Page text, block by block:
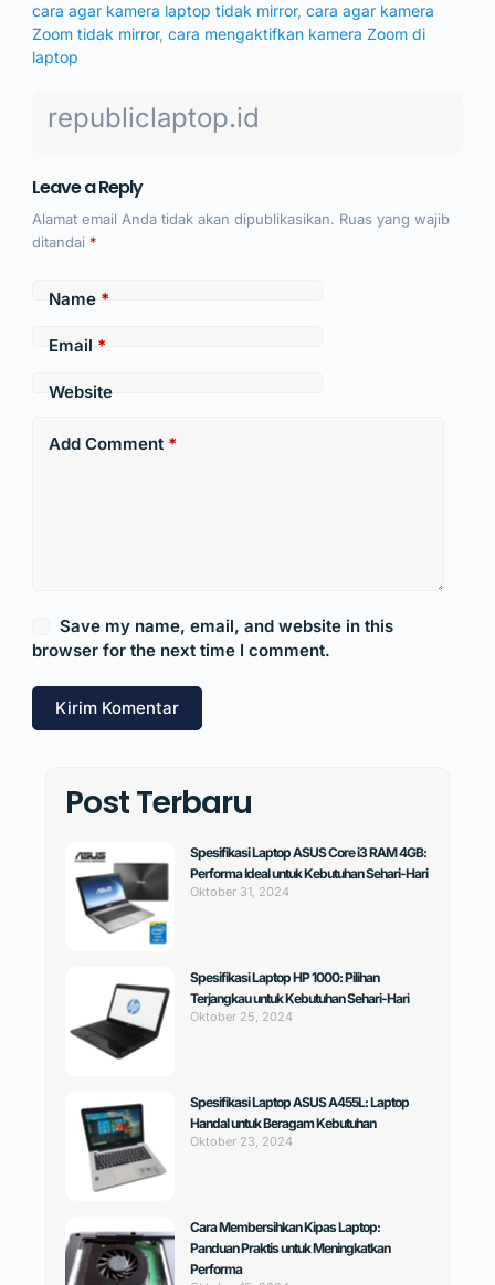
cara agar kamera laptop tidak mirror, cara agar kamera
Zoom tidak mirror, cara mengaktifkan kamera Zoom di
laptop
republiclaptop.id
Leave a Reply
Alamat email Anda tidak akan dipublikasikan. Ruas yang wajib
ditandai *
Name*
Email *
Website
Add Comment*
Save my name, email, and website in this
browser for the next time I comment.
Kirim Komentar
Post Terbaru
Spesifikasi Laptop ASUS Core i3 RAM 4GB:
Performa Ideal untuk Kebutuhan Sehari-Hari
Oktober 31, 2024
Spesifikasi Laptop HP 1000: Pilihan
Terjangkau untuk Kebutuhan Sehari-Hari
Oktober 25, 2024
Spesifikasi Laptop ASUS A455L: Laptop
Handal untuk Beragam Kebutuhan
Oktober 23, 2024
Cara Membersihkan Kipas Laptop:
Panduan Praktis untuk Meningkatkan
Performa